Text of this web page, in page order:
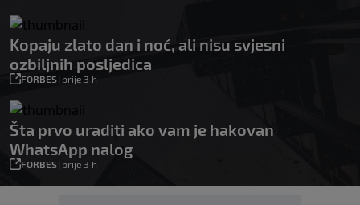
Kopaju zlato dan i noć, ali nisu svjesni
ozbiljnih posljedica
FORBES| prije 3 h
Šta prvo uraditi ako vam je hakovan
WhatsApp nalog
FORBES| prije 3 h